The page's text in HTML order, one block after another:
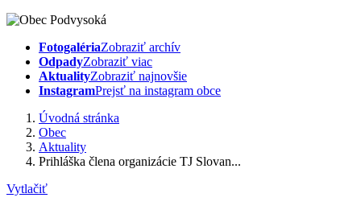
FotogalériaZobraziť archív
OdpadyZobraziť viac
AktualityZobraziť najnovšie
InstagramPrejsť na instagram obce
Úvodná stránka
Obec
Aktuality
Prihláška člena organizácie TJ Slovan...
Vytlačiť